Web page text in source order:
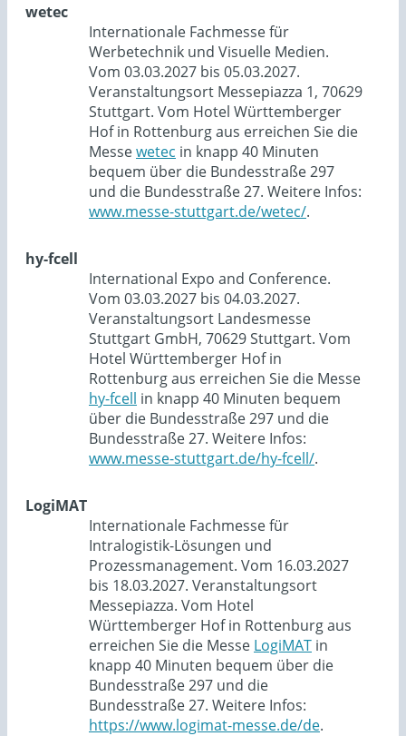
wetec
Internationale Fachmesse für
Werbetechnik und Visuelle Medien.
Vom 03.03.2027 bis 05.03.2027.
Veranstaltungsort Messepiazza 1, 70629
Stuttgart. Vom Hotel Württemberger
Hof in Rottenburg aus erreichen Sie die
Messewetec in knapp 40 Minuten
bequem über die Bundesstraße 297
und die Bundesstraße 27. Weitere Infos:
www.messe-stuttgart.de/wetec/.
hy-fcell
International Expo and Conference.
Vom 03.03.2027 bis 04.03.2027.
Veranstaltungsort Landesmesse
Stuttgart GmbH, 70629 Stuttgart. Vom
Hotel Württemberger Hof in
Rottenburg aus erreichen Sie die Messe
hy-fcell in knapp 40 Minuten bequem
über die Bundesstraße 297 und die
Bundesstraße 27. Weitere Infos:
www.messe-stuttgart.de/hy-fcell/.
LogiMAT
Internationale Fachmesse für
Intralogistik-Lösungen und
Prozessmanagement. Vom 16.03.2027
bis 18.03.2027. Veranstaltungsort
Messepiazza. Vom Hotel
Württemberger Hof in Rottenburg aus
erreichen Sie die Messe LogiMAT in
knapp 40 Minuten bequem über die
Bundesstraße 297 und die
Bundesstraße 27. Weitere Infos:
https://www.logimat-messe.de/de.